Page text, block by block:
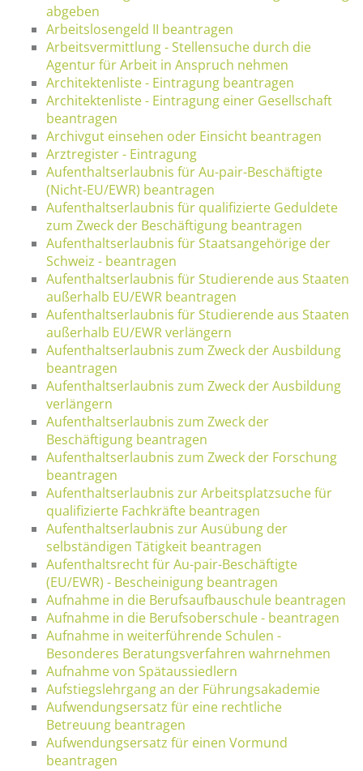
abgeben
Arbeitslosengeld II beantragen
Arbeitsvermittlung - Stellensuche durch die
Agentur für Arbeit in Anspruch nehmen
Architektenliste - Eintragung beantragen
Architektenliste - Eintragung einer Gesellschaft
beantragen
Archivgut einsehen oder Einsicht beantragen
Arztregister - Eintragung
Aufenthaltserlaubnis für Au-pair-Beschäftigte
(Nicht-EU/EWR) beantragen
Aufenthaltserlaubnis für qualifizierte Geduldete
zum Zweck der Beschäftigung beantragen
Aufenthaltserlaubnis für Staatsangehörige der
Schweiz - beantragen
Aufenthaltserlaubnis für Studierende aus Staaten
außerhalb EU/EWR beantragen
Aufenthaltserlaubnis für Studierende aus Staaten
außerhalb EU/EWR verlängern
Aufenthaltserlaubnis zum Zweck der Ausbildung
beantragen
Aufenthaltserlaubnis zum Zweck der Ausbildung
verlängern
Aufenthaltserlaubnis zum Zweck der
Beschäftigung beantragen
Aufenthaltserlaubnis zum Zweck der Forschung
beantragen
Aufenthaltserlaubnis zur Arbeitsplatzsuche für
qualifizierte Fachkräfte beantragen
Aufenthaltserlaubnis zur Ausübung der
selbständigen Tätigkeit beantragen
Aufenthaltsrecht für Au-pair-Beschäftigte
(EU/EWR) - Bescheinigung beantragen
Aufnahme in die Berufsaufbauschule beantragen
Aufnahme in die Berufsoberschule - beantragen
Aufnahme in weiterführende Schulen -
Besonderes Beratungsverfahren wahrnehmen
Aufnahme von Spätaussiedlern
Aufstiegslehrgang an der Führungsakademie
Aufwendungsersatz für eine rechtliche
Betreuung beantragen
Aufwendungsersatz für einen Vormund
beantragen